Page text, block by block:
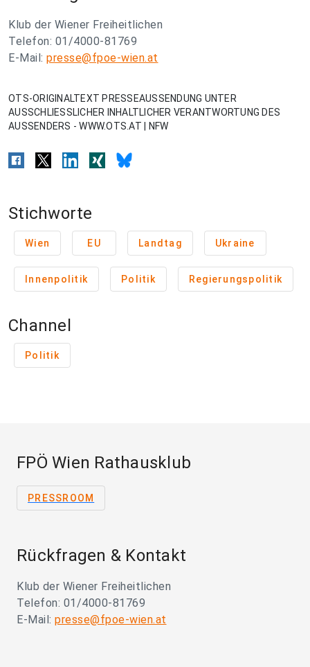
Klub der Wiener Freiheitlichen
Telefon: 01/4000-81769
E-Mail: presse@fpoe-wien.at
OTS-ORIGINALTEXT PRESSEAUSSENDUNG UNTER
AUSSCHLIESSLICHER INHALTLICHER VERANTWORTUNG DES
AUSSENDERS - WWW.OTS.AT | NFW
Stichworte
Wien EU Landtag Ukraine
Innenpolitik Politik Regierungspolitik
Channel
Politik
FPÖ Wien Rathausklub
PRESSROOM
Rückfragen & Kontakt
Klub der Wiener Freiheitlichen
Telefon: 01/4000-81769
E-Mail: presse@fpoe-wien.at